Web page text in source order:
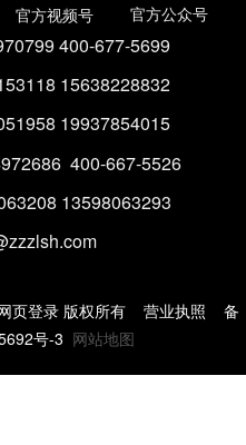
官方视频号 官方公众号
400-677-5699
15638228832
19937854015
400-667-5526
13598063293
页登录 版权所有 营业执照
备
号-3 网站地图